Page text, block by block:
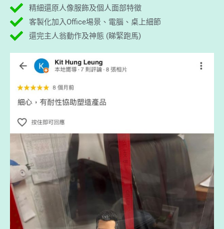
精細還原人像服飾及個人面部特徵
客製化加入Office埸景、電腦、桌上細節
還完主人翁動作及神態 (睇緊跑馬)